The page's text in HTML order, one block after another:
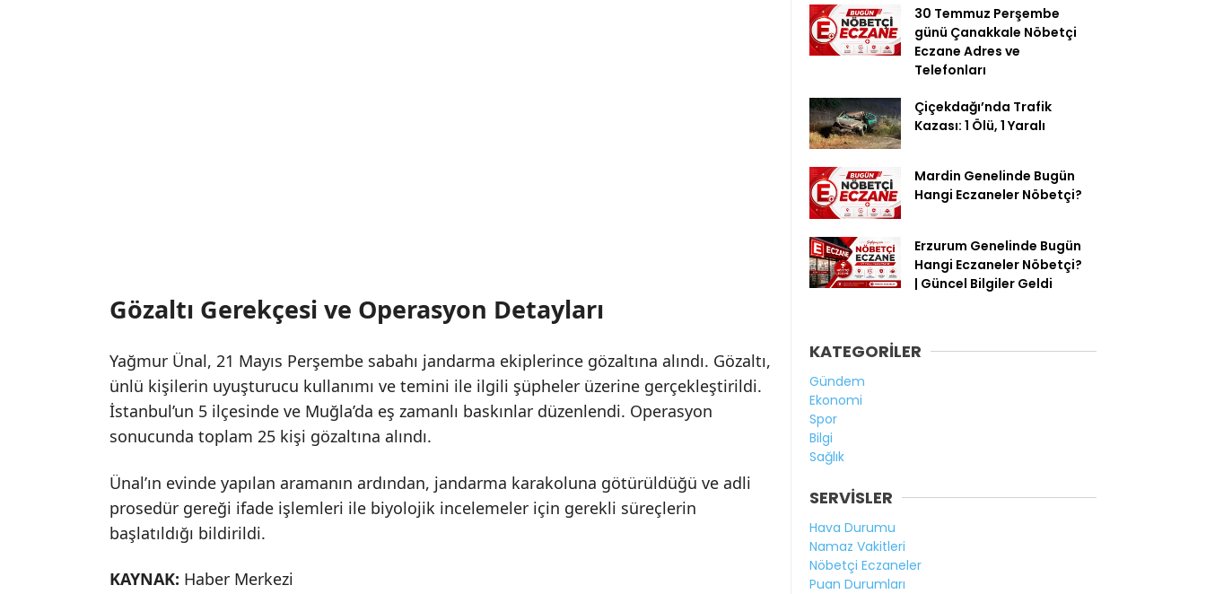
Gözaltı Gerekçesi ve Operasyon Detayları
Yağmur Ünal, 21 Mayıs Perşembe sabahı jandarma ekiplerince gözaltına alındı. Gözaltı,
ünlü kişilerin uyuşturucu kullanımı ve temini ile ilgili şüpheler üzerine gerçekleştirildi.
İstanbul’un 5 ilçesinde ve Muğla’da eş zamanlı baskınlar düzenlendi. Operasyon
sonucunda toplam 25 kişi gözaltına alındı.
Ünal’ın evinde yapılan aramanın ardından, jandarma karakoluna götürüldüğü ve adli
prosedür gereği ifade işlemleri ile biyolojik incelemeler için gerekli süreçlerin
başlatıldığı bildirildi.
KAYNAK: Haber Merkezi
30 Temmuz Perşembe
günü Çanakkale Nöbetçi
Eczane Adres ve
Telefonları
Çiçekdağı’nda Trafik
Kazası: 1 Ölü, 1 Yaralı
Mardin Genelinde Bugün
Hangi Eczaneler Nöbetçi?
Erzurum Genelinde Bugün
Hangi Eczaneler Nöbetçi?
| Güncel Bilgiler Geldi
KATEGORİLER
Gündem
Ekonomi
Spor
Bilgi
Sağlık
SERVİSLER
Hava Durumu
Namaz Vakitleri
Nöbetçi Eczaneler
Puan Durumları